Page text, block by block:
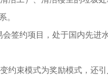
。
签约项目，处于国内先进
束模式为奖励模式，还